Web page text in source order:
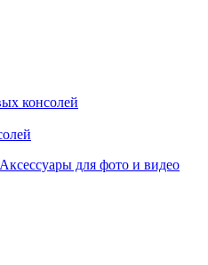
консолей
Аксессуары для фото и видео